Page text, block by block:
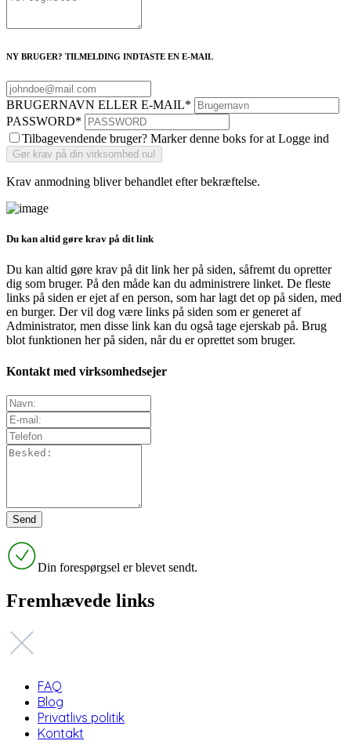
NY BRUGER? TILMELDING INDTASTE EN E-MAIL
BRUGERNAVN ELLER E-MAIL*
PASSWORD*
Tilbagevendende bruger? Marker denne boks for at Logge ind
Krav anmodning bliver behandlet efter bekræftelse.
Du kan altid gøre krav på dit link
Du kan altid gøre krav på dit link her på siden, såfremt du opretter
dig som bruger. På den måde kan du administrere linket. De fleste
links på siden er ejet af en person, som har lagt det op på siden, med
en burger. Der vil dog være links på siden som er generet af
Administrator, men disse link kan du også tage ejerskab på. Brug
blot funktionen her på siden, når du er oprettet som bruger.
Kontakt med virksomhedsejer
Din forespørgsel er blevet sendt.
Fremhævede links
FAQ
Blog
Privatlivs politik
Kontakt